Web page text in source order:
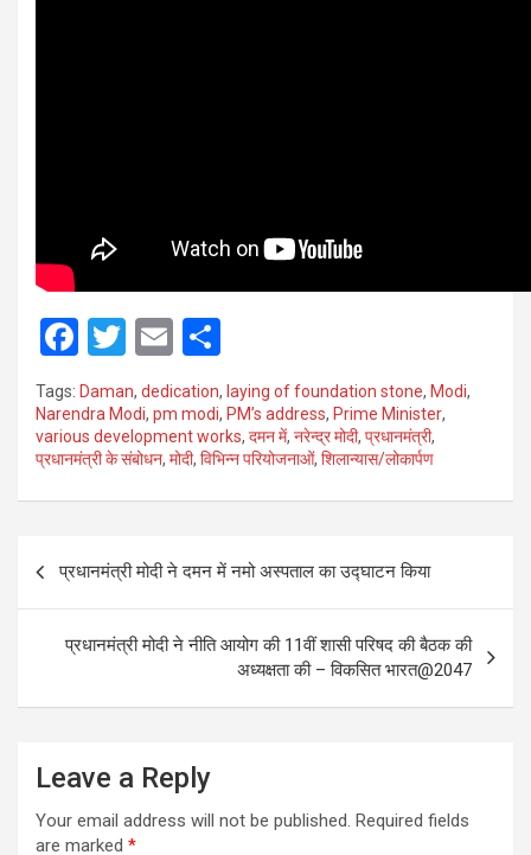
F
a
ce
b
o
k
T
wi
tt
er
E
m
ail
h
ar
e
Tags: Daman, dedication, laying of foundation stone, Modi,
Narendra Modi, pm modi, PM’s address, Prime Minister,
various development works, दमन में, नरेन्द्र मोदी, प्रधानमंत्री,
प्रधानमंत्री के संबोधन, मोदी, विभिन्न परियोजनाओं, शिलान्यास/लोकार्पण
navigation
प्रधानमंत्री मोदी ने दमन में नमो अस्पताल का उद्घाटन किया
प्रधानमंत्री मोदी ने नीति आयोग की 11वीं शासी परिषद की बैठक की
अध्यक्षता की – विकसित भारत@2047
Leave a Reply
Your email address will not be published. Required fields
are marked *